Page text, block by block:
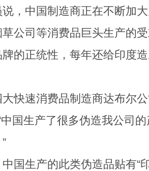
中国制造商正在不断加大
公司等消费品巨头生产的
的正统性，每年还给印度
速消费品制造商达布尔公
中国生产了很多伪造我公司
生产的此类伪造品贴有“